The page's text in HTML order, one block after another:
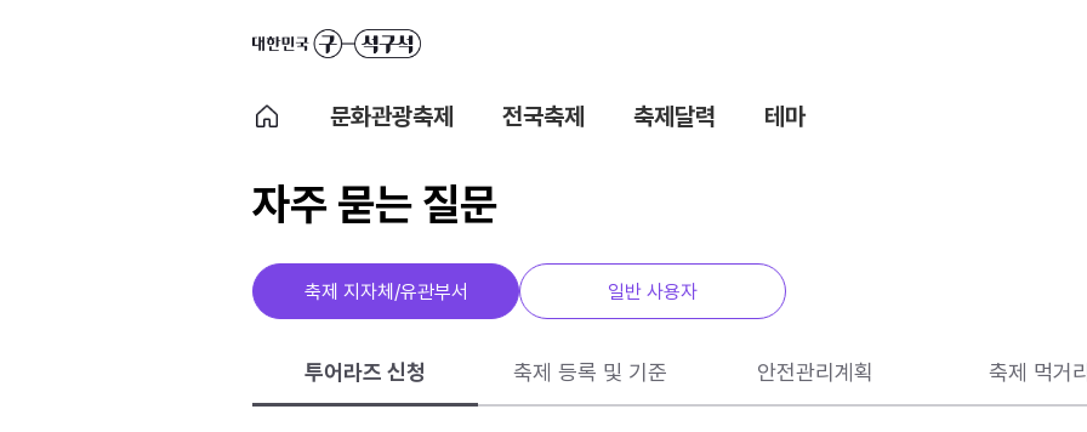
문화관광축제 전국축제 축제달력 테마
자주 묻는 질문
축제 지자체/유관부서 일반 사용자
투어라즈 신청 축제 등록 및 기준 안전관리계획 축제 먹거리